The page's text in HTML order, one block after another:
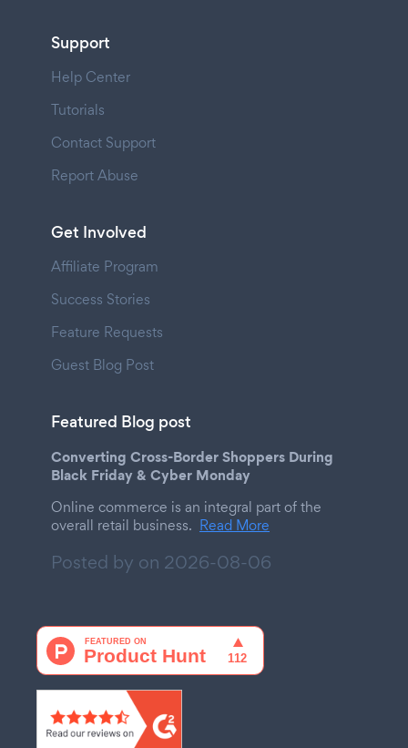
Support
Help Center
Tutorials
Contact Support
Report Abuse
Get Involved
Affiliate Program
Success Stories
Feature Requests
Guest Blog Post
Featured Blog post
Converting Cross-Border Shoppers During
Black Friday & Cyber Monday
Online commerce is an integral part of the
overall retail business. Read More
Posted by on 2026-08-06